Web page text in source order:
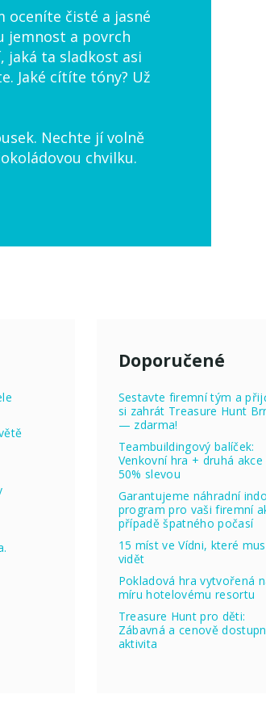
oceníte čisté a jasné
jemnost a povrch
jaká ta sladkost asi
Jaké cítíte tóny? Už
Nechte jí volně
chvilku.
Doporučené
Sestavte firemní tým a
si zahrát Treasure Hunt
— zdarma!
Teambuildingový balíček:
Venkovní hra + druhá akce
50% slevou
Garantujeme náhradní
program pro vaši firemní
případě špatného počasí
15 míst ve Vídni, které
vidět
Pokladová hra vytvořená
míru hotelovému resortu
Treasure Hunt pro děti:
Zábavná a cenově
aktivita